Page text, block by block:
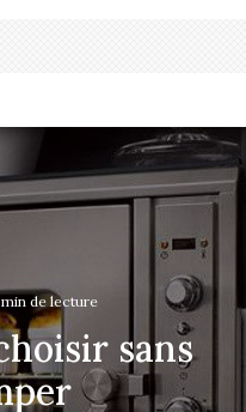
min de lecture
sans